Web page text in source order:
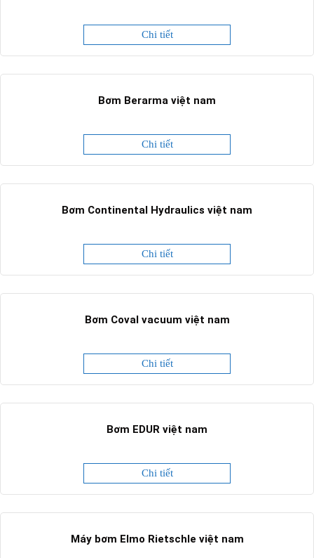
Chi tiết
Bơm Berarma việt nam
Chi tiết
Bơm Continental Hydraulics việt nam
Chi tiết
Bơm Coval vacuum việt nam
Chi tiết
Bơm EDUR việt nam
Chi tiết
Máy bơm Elmo Rietschle việt nam